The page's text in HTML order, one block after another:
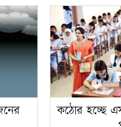
কঠোর হচ্ছে